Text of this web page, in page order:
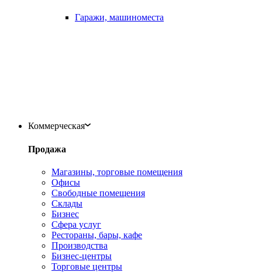
Гаражи, машиноместа
Коммерческая
Продажа
Магазины, торговые помещения
Офисы
Свободные помещения
Склады
Бизнес
Сфера услуг
Рестораны, бары, кафе
Производства
Бизнес-центры
Торговые центры